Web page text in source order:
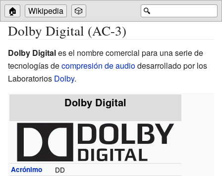
🔍
🏠 Wikipedia 🎲
Dolby Digital (AC-3)
Dolby Digitales el nombre comercial para una serie de
tecnologías decompresión de audiodesarrollado por los
Laboratorios Dolby.
Dolby Digital
Acrónimo DD